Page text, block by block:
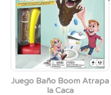
Juego Baño Boom Atrapa
la Caca